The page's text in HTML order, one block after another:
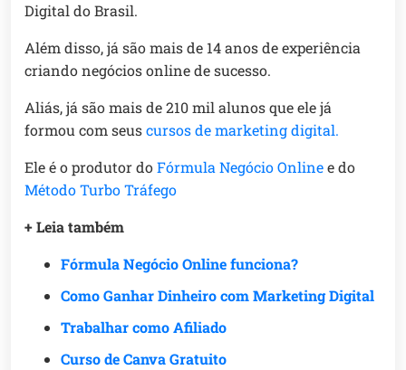
Digital do Brasil.
Além disso, já são mais de 14 anos de experiência
criando negócios online de sucesso.
Aliás, já são mais de 210 mil alunos que ele já
formou com seuscursos de marketing digital.
Ele é o produtor doFórmula Negócio Onlinee do
Método Turbo Tráfego
+ Leia também
Fórmula Negócio Online funciona?
Como Ganhar Dinheiro com Marketing Digital
Trabalhar como Afiliado
Curso de Canva Gratuito